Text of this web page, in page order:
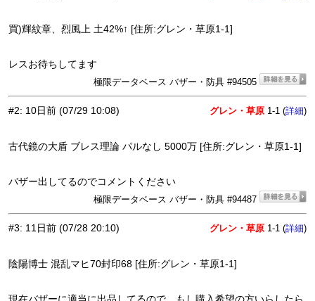
買)輝紋章、烈風上 土42%↑ [住所:グレン・草原1-1]
レスお待ちしてます
極限データベース バザー・防具 #94505
#2: 10日前 (07/29 10:08) グレン・草原 1-1 (詳細)
古代鏡の大盾 ブレス理論 パルなし 5000万 [住所:グレン・草原1-1]
バザー出してるのでコメントください
極限データベース バザー・防具 #94487
#3: 11日前 (07/28 20:10) グレン・草原 1-1 (詳細)
陰陽博士 混乱マヒ70封印68 [住所:グレン・草原1-1]